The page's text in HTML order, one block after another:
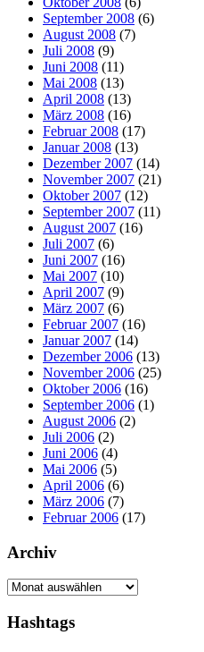
September 2008 (6)
August 2008 (7)
Juli 2008 (9)
Juni 2008 (11)
Mai 2008 (13)
April 2008 (13)
März 2008 (16)
Februar 2008 (17)
Januar 2008 (13)
Dezember 2007 (14)
November 2007 (21)
Oktober 2007 (12)
September 2007 (11)
August 2007 (16)
Juli 2007 (6)
Juni 2007 (16)
Mai 2007 (10)
April 2007 (9)
März 2007 (6)
Februar 2007 (16)
Januar 2007 (14)
Dezember 2006 (13)
November 2006 (25)
Oktober 2006 (16)
September 2006 (1)
August 2006 (2)
Juli 2006 (2)
Juni 2006 (4)
Mai 2006 (5)
April 2006 (6)
März 2006 (7)
Februar 2006 (17)
Archiv
Archiv
Hashtags